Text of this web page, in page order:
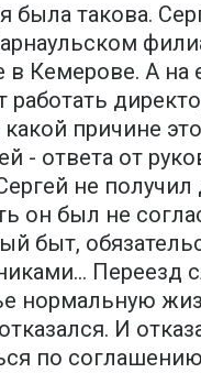
была такова.
в Кемерове. А на
работать
причине
- ответа от
не
он был не
быт,
Переезд
нормальную
И
по